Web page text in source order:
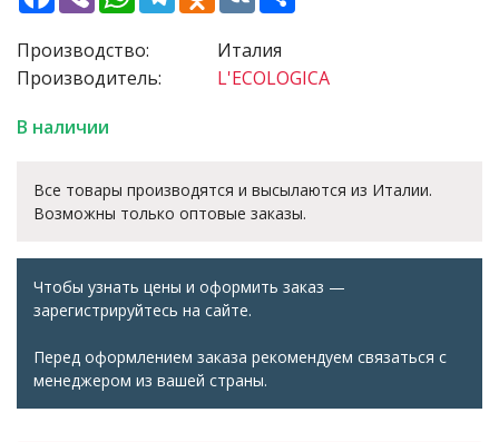
Производство:
Производитель:
Италия
L'ECOLOGICA
В наличии
Все товары производятся и высылаются из Италии.
Возможны только оптовые заказы.
Чтобы узнать цены и оформить заказ —
зарегистрируйтесь на сайте.
Перед оформлением заказа рекомендуем связаться с
менеджером из вашей страны.